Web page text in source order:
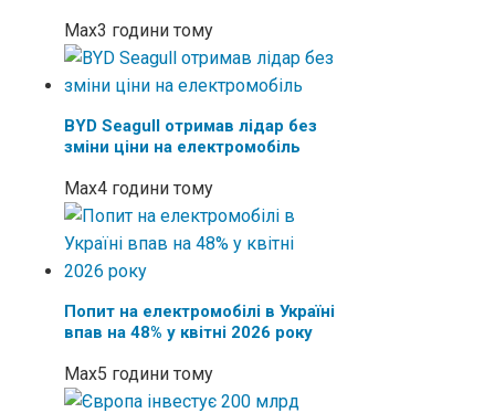
Max3 години тому
BYD Seagull отримав лідар без
зміни ціни на електромобіль
Max4 години тому
Попит на електромобілі в Україні
впав на 48% у квітні 2026 року
Max5 години тому